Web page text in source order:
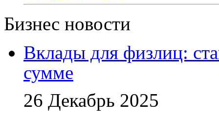
Бизнес новости
Вклады для физлиц:
сумме
26 Декабрь 2025